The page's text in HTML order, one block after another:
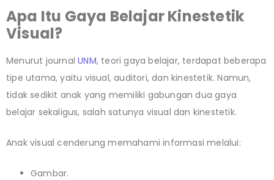
Apa Itu Gaya Belajar Kinestetik
Visual?
Menurut journalUNM, teori gaya belajar, terdapat beberapa
tipe utama, yaitu visual, auditori, dan kinestetik. Namun,
tidak sedikit anak yang memiliki gabungan dua gaya
belajar sekaligus, salah satunya visual dan kinestetik.
Anak visual cenderung memahami informasi melalui:
Gambar.